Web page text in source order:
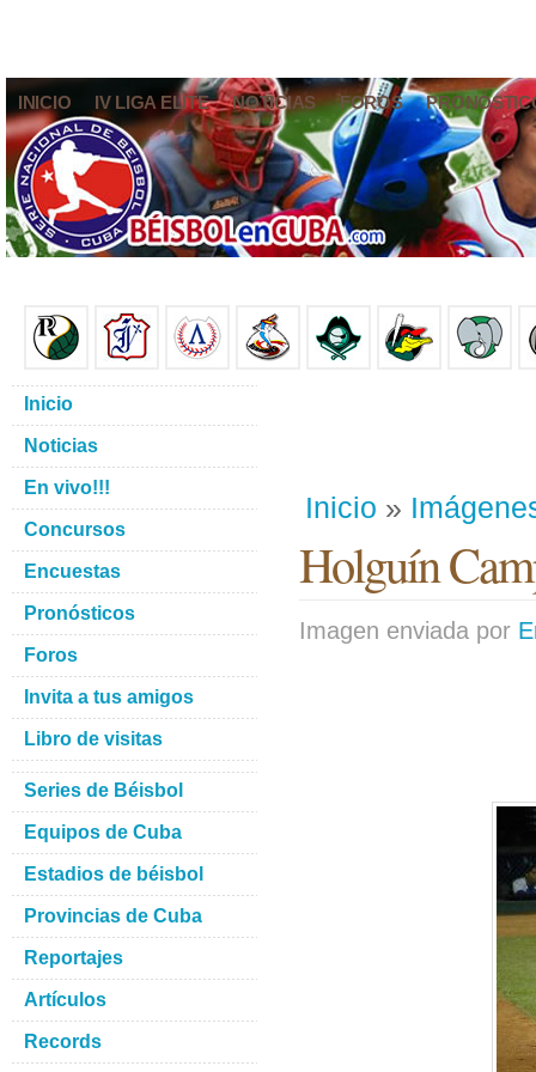
INICIO IV LIGA ELITE NOTICIAS FOROS
Inicio »
Holguín
Imagen enviada por
Inicio
Noticias
En vivo!!!
Concursos
Encuestas
Pronósticos
Foros
Invita a tus amigos
Libro de visitas
Series de Béisbol
Equipos de Cuba
Estadios de béisbol
Provincias de Cuba
Reportajes
Artículos
Records